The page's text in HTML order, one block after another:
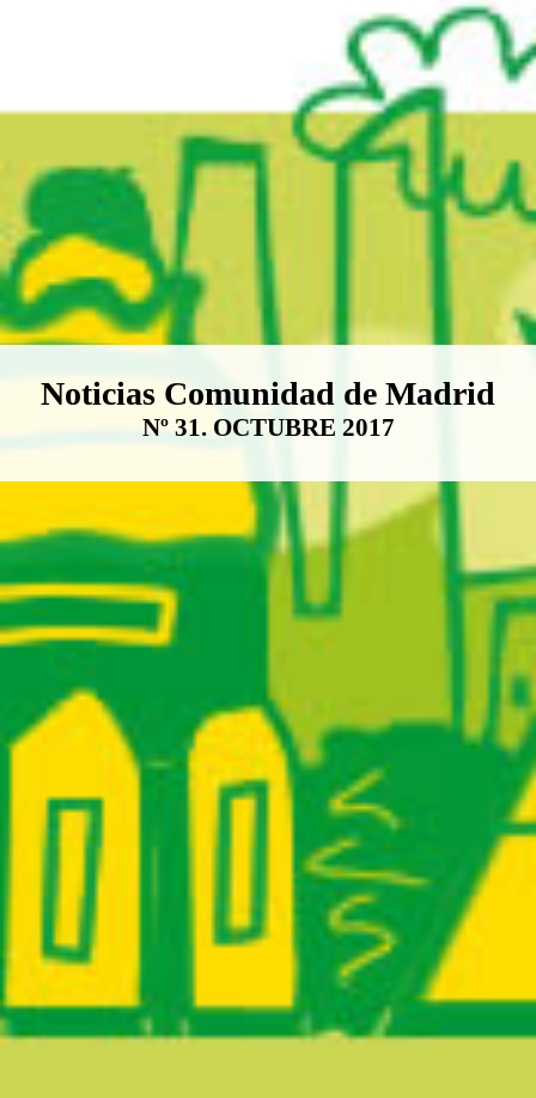
Boletín Noticias Comunidad de
Noticias Comunidad de Madrid
Nº 31. OCTUBRE 2017